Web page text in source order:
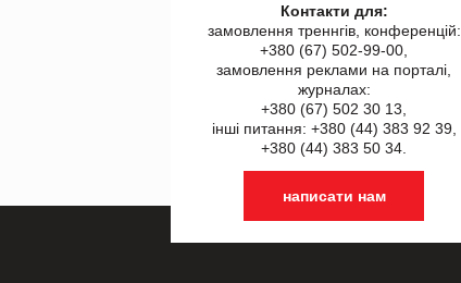
Контакти для:
замовлення треннгів, конференцій:
+380 (67) 502-99-00,
замовлення реклами на порталі,
журналах:
+380 (67) 502 30 13,
інші питання: +380 (44) 383 92 39,
+380 (44) 383 50 34.
написати нам